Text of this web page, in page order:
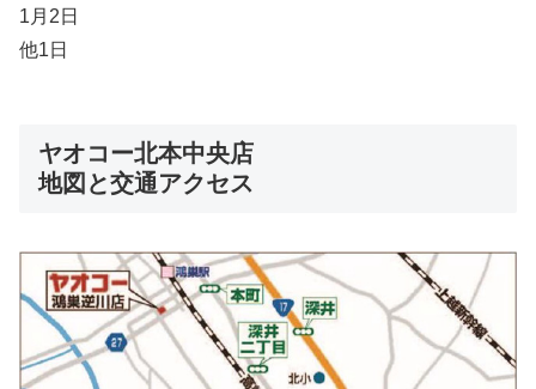
1月2日
他1日
ヤオコー北本中央店
地図と交通アクセス